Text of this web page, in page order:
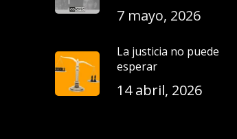
7 mayo, 2026
La justicia no puede
esperar
14 abril, 2026